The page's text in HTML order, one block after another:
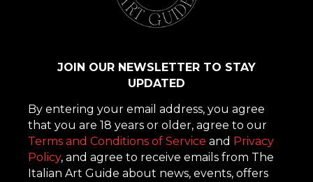
JOIN OUR NEWSLETTER TO STAY
UPDATED
By entering your email address, you agree
that you are 18 years or older, agree to our
Terms and Conditions of Service and Privacy
Policy, and agree to receive emails from The
Italian Art Guide about news, events, offers